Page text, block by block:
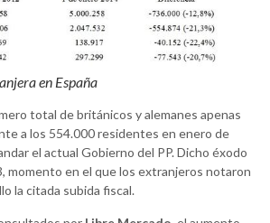
en España
total de británicos y alemanes apenas
a los 554.000 residentes en enero de
el actual Gobierno del PP. Dicho éxodo
momento en el que los extranjeros notaron
la citada subida fiscal.